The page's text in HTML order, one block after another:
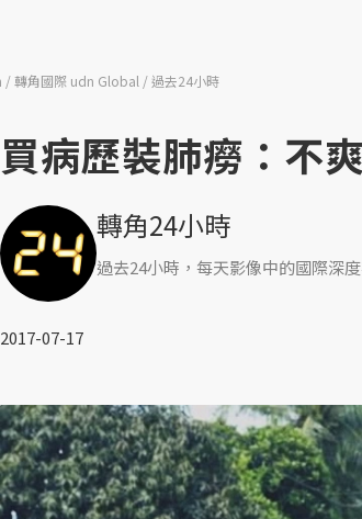
轉角國際 udn Global 過去24小時
買病歷裝肺癆：不
轉角24小時
過去24小時，每天影像中的國際深度
2017-07-17